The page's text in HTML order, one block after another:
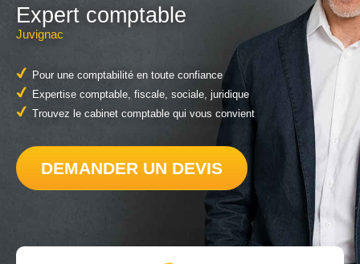
Expert comptable
Juvignac
Pour une comptabilité en toute confiance
Expertise comptable, fiscale, sociale, juridique
Trouvez le cabinet comptable qui vous convient
DEMANDER UN DEVIS